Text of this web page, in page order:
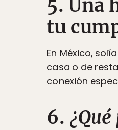
5. Una
tu
En México,
casa o de
conexión
6.